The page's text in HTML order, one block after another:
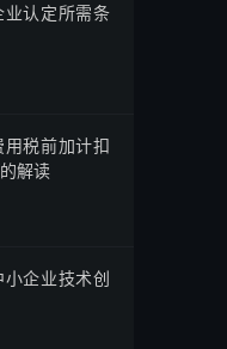
认定所需条
税前加计扣
解读
小企业技术创